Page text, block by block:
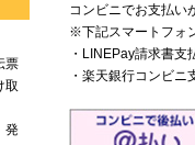
票
取
発
コンビニでお支払い
※下記スマートフォ
・LINEPay請求書支
・楽天銀行コンビ